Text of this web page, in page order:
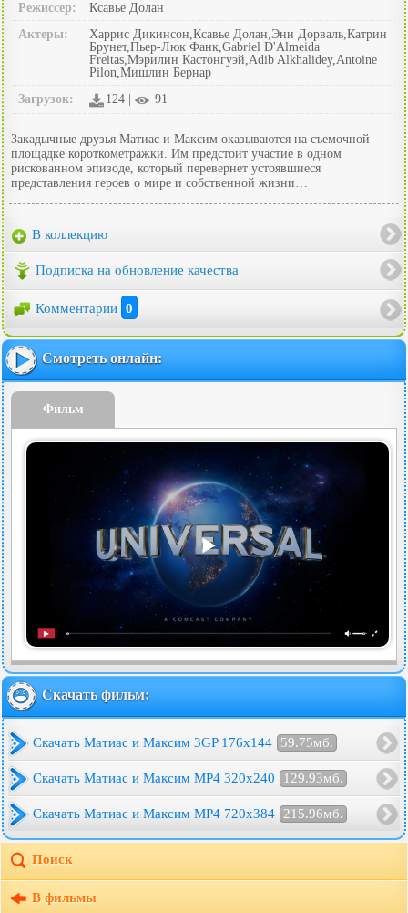
Режиссер:
Ксавье Долан
Актеры:
Харрис Дикинсон,Ксавье Долан,Энн Дорваль,Катрин
Брунет,Пьер-Люк Фанк,Gabriel D'Almeida
Freitas,Мэрилин Кастонгуэй,Adib Alkhalidey,Antoine
Pilon,Мишлин Бернар
Загрузок:
124 | 91
Закадычные друзья Матиас и Максим оказываются на съемочной
площадке короткометражки. Им предстоит участие в одном
рискованном эпизоде, который перевернет устоявшиеся
представления героев о мире и собственной жизни…
В коллекцию
Подписка на обновление качества
Комментарии 0
Смотреть онлайн:
Фильм
Скачать фильм:
Скачать Матиас и Максим 3GP 176x144 59.75мб.
Скачать Матиас и Максим MP4 320x240 129.93мб.
Скачать Матиас и Максим MP4 720x384 215.96мб.
Поиск
В фильмы